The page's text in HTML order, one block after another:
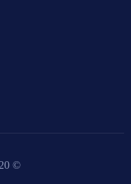
© 2020 The Baloch circle.